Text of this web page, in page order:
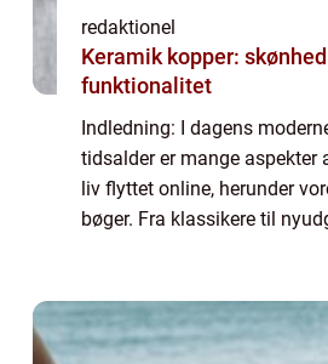
redaktionel
Keramik kopper:
funktionalitet
Indledning: I dagens
tidsalder er mange aspekter
liv flyttet online, herunder
bøger. Fra klassikere til